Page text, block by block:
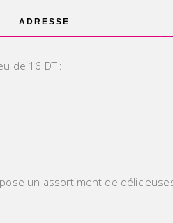
ADRESSE
de 16 DT :
un assortiment de